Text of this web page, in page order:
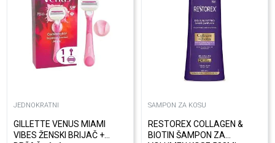
JEDNOKRATNI
GILLETTE VENUS MIAMI
VIBES ŽENSKI BRIJAČ +
SAMPON ZA KOSU
RESTOREX COLLAGEN &
BIOTIN ŠAMPON ZA